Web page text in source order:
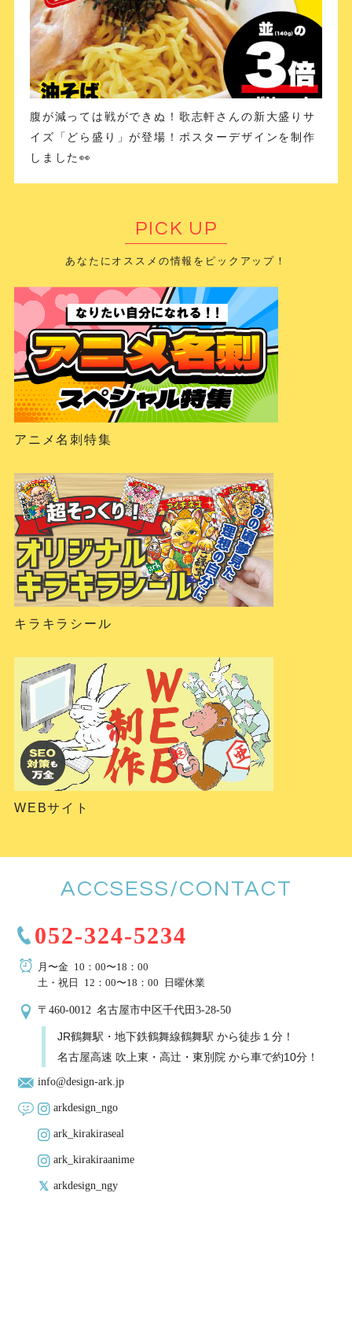
腹が減っては戦ができぬ！歌志軒さんの新大盛りサ
イズ「どら盛り」が登場！ポスターデザインを制作
しました👀
PICK UP
あなたにオススメの情報をピックアップ！
アニメ名刺特集
キラキラシール
WEBサイト
ACCSESS/CONTACT
052-324-5234
月〜金 10：00〜18：00
土・祝日 12：00〜18：00 日曜休業
〒460-0012 名古屋市中区千代田3-28-50
JR鶴舞駅・地下鉄鶴舞線鶴舞駅 から徒歩１分！
名古屋高速 吹上東・高辻・東別院 から車で約10分！
info@design-ark.jp
arkdesign_ngo
ark_kirakiraseal
ark_kirakiraanime
arkdesign_ngy